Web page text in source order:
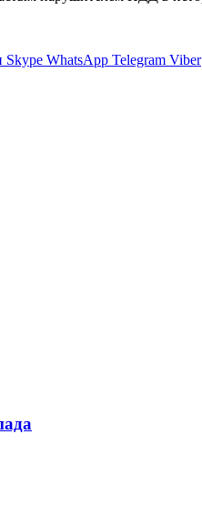
Skype WhatsApp Telegram Viber